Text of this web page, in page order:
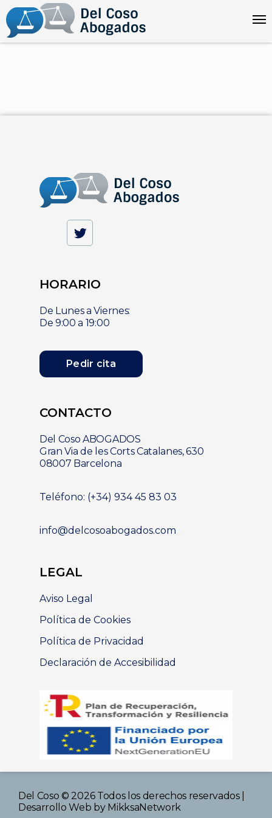
HORARIO
De Lunes a Viernes:
De 9:00 a 19:00
Pedir cita
CONTACTO
Del Coso ABOGADOS
Gran Via de les Corts Catalanes, 630
08007 Barcelona
Teléfono: (+34) 934 45 83 03
info@delcosoabogados.com
LEGAL
Aviso Legal
Política de Cookies
Política de Privacidad
Declaración de Accesibilidad
Del Coso © 2026 Todos los derechos reservados |
Desarrollo Web by MikksaNetwork